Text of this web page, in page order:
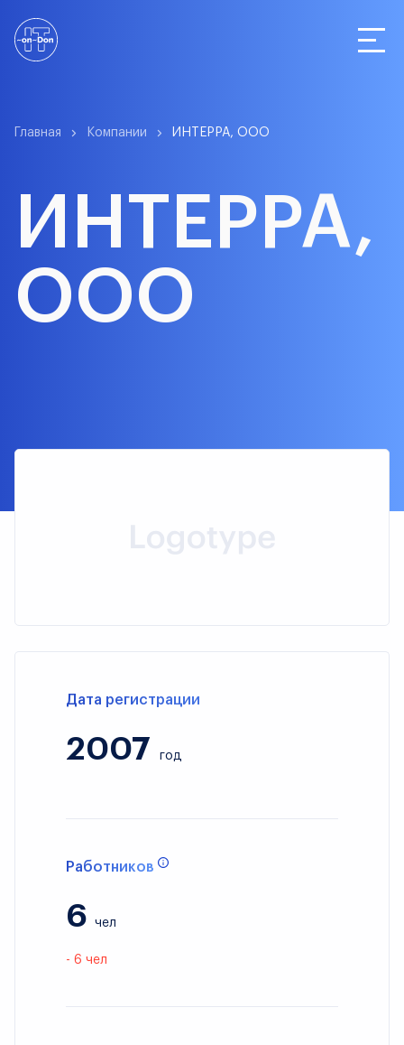
Статистика
Компании
О сервисе
Главная Компании ИНТЕРРА, ООО
ИНТЕРРА,
ООО
Дата регистрации
2007 год
Работников
6 чел
- 6 чел